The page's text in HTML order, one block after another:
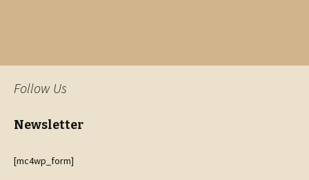
Follow Us
Newsletter
[mc4wp_form]